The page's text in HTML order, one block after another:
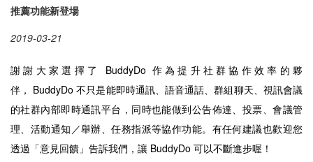
推薦功能新登場
2019-03-21
謝謝大家選擇了 BuddyDo 作為提升社群協作效率的夥
伴， BuddyDo 不只是能即時通訊、語音通話、群組聊天、視訊會議
的社群內部即時通訊平台，同時也能做到公告佈達、投票、會議管
理、活動通知／舉辦、任務指派等協作功能。有任何建議也歡迎您
透過「意見回饋」告訴我們，讓 BuddyDo 可以不斷進步喔！